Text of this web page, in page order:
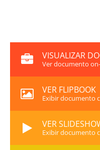
VISUALIZAR
Ver documento
VER FLIPBOOK
Exibir documento
VER
Exibir documento